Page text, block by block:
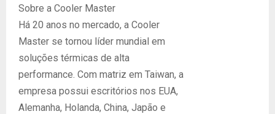
Sobre a Cooler Master
Há 20 anos no mercado, a Cooler
Master se tornou líder mundial em
soluções térmicas de alta
performance. Com matriz em Taiwan, a
empresa possui escritórios nos EUA,
Alemanha, Holanda, China, Japão e